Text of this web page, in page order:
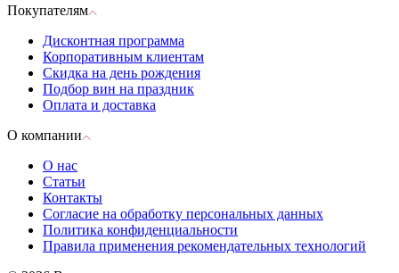
Покупателям
Дисконтная программа
Корпоративным клиентам
Скидка на день рождения
Подбор вин на праздник
Оплата и доставка
О компании
О нас
Статьи
Контакты
Согласие на обработку персональных данных
Политика конфиденциальности
Правила применения рекомендательных технологий